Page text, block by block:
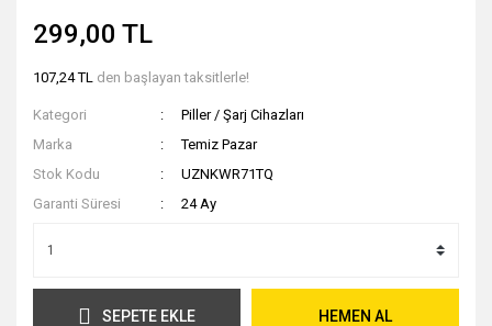
299,00 TL
107,24 TL den başlayan taksitlerle!
Kategori
Piller / Şarj Cihazları
Marka
Temiz Pazar
Stok Kodu
UZNKWR71TQ
Garanti Süresi
24 Ay
SEPETE EKLE HEMEN AL